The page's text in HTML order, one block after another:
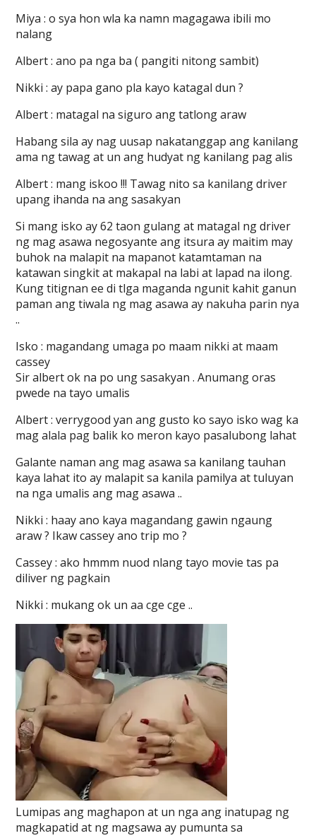
Miya : o sya hon wla ka namn magagawa ibili mo
nalang
Albert : ano pa nga ba ( pangiti nitong sambit)
Nikki : ay papa gano pla kayo katagal dun ?
Albert : matagal na siguro ang tatlong araw
Habang sila ay nag uusap nakatanggap ang kanilang
ama ng tawag at un ang hudyat ng kanilang pag alis
Albert : mang iskoo !!! Tawag nito sa kanilang driver
upang ihanda na ang sasakyan
Si mang isko ay 62 taon gulang at matagal ng driver
ng mag asawa negosyante ang itsura ay maitim may
buhok na malapit na mapanot katamtaman na
katawan singkit at makapal na labi at lapad na ilong.
Kung titignan ee di tlga maganda ngunit kahit ganun
paman ang tiwala ng mag asawa ay nakuha parin nya
..
Isko : magandang umaga po maam nikki at maam
cassey
Sir albert ok na po ung sasakyan . Anumang oras
pwede na tayo umalis
Albert : verrygood yan ang gusto ko sayo isko wag ka
mag alala pag balik ko meron kayo pasalubong lahat
Galante naman ang mag asawa sa kanilang tauhan
kaya lahat ito ay malapit sa kanila pamilya at tuluyan
na nga umalis ang mag asawa ..
Nikki : haay ano kaya magandang gawin ngaung
araw ? Ikaw cassey ano trip mo ?
Cassey : ako hmmm nuod nlang tayo movie tas pa
diliver ng pagkain
Nikki : mukang ok un aa cge cge ..
Lumipas ang maghapon at un nga ang inatupag ng
magkapatid at ng magsawa ay pumunta sa